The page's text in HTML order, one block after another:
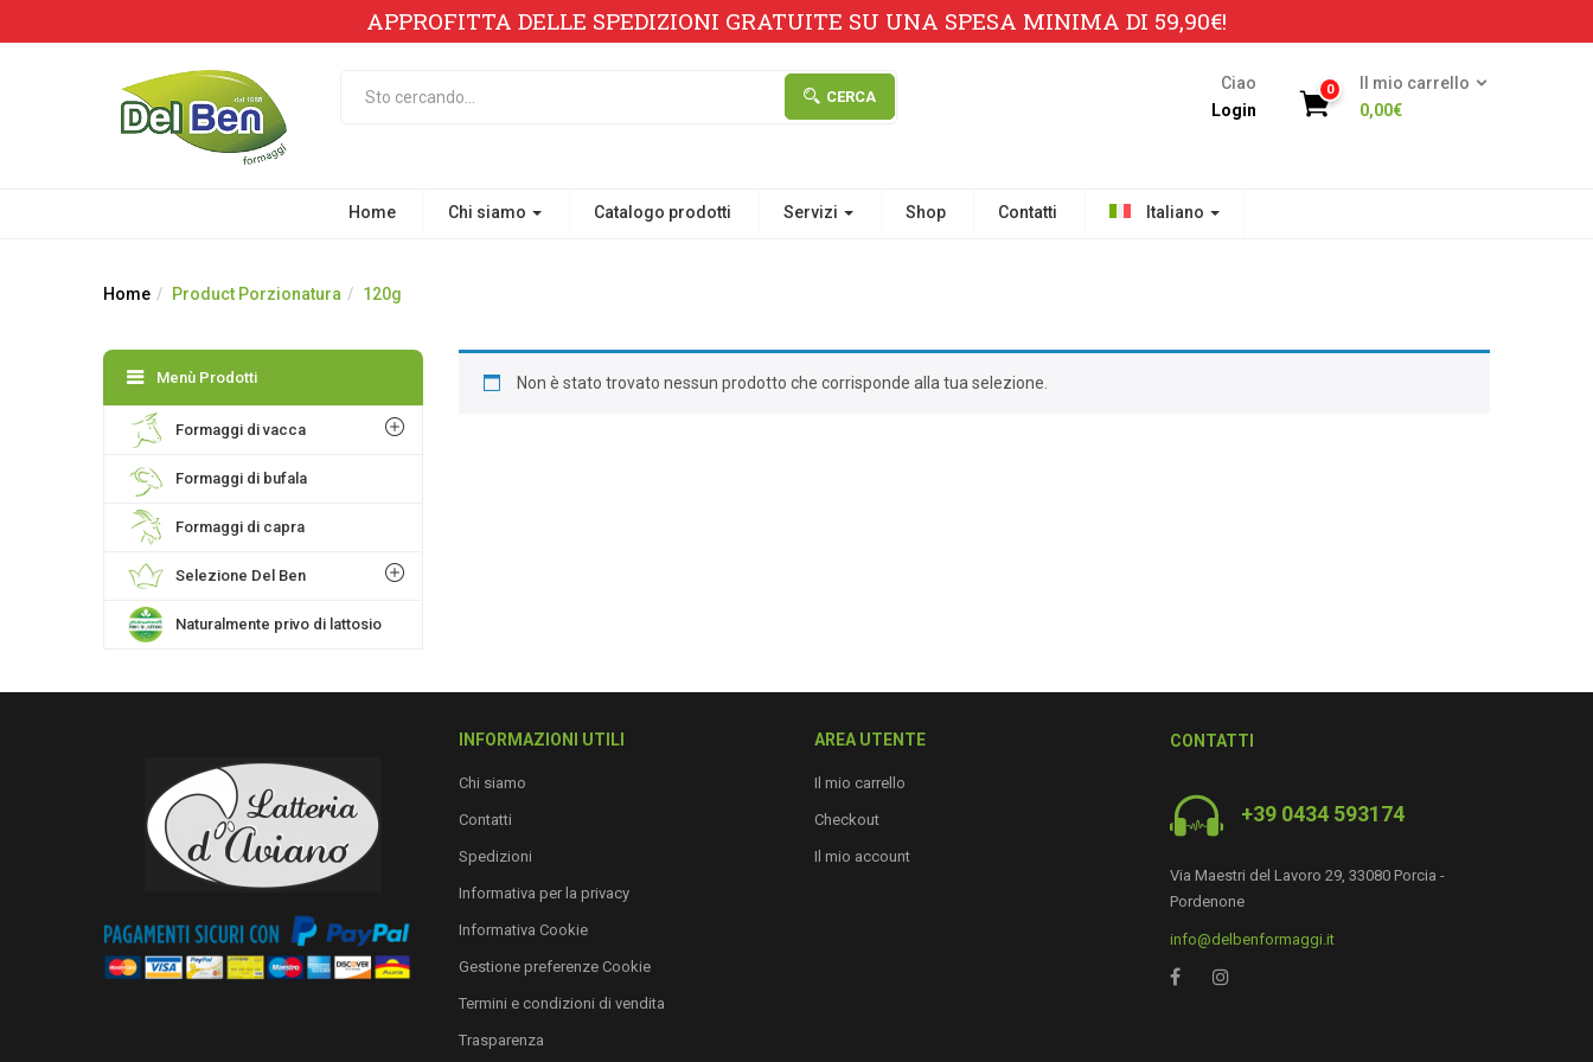
APPROFITTA DELLE SPEDIZIONI GRATUITE SU UNA SPESA MINIMA DI 59,90€!
CERCA
Ciao
Login
0
Il mio carrello
0,00€
Home Chi siamo Catalogo prodotti Servizi Shop Contatti Italiano
Home Product Porzionatura 120g
Non è stato trovato nessun prodotto che corrisponde alla tua selezione.
Menù Prodotti
Formaggi di vacca
Formaggi di bufala
Formaggi di capra
Selezione Del Ben
Naturalmente privo di lattosio
INFORMAZIONI UTILI
Chi siamo
Contatti
Spedizioni
Informativa per la privacy
Informativa Cookie
Gestione preferenze Cookie
Termini e condizioni di vendita
Trasparenza
AREA UTENTE
Il mio carrello
Checkout
Il mio account
CONTATTI
+39 0434 593174
Via Maestri del Lavoro 29, 33080 Porcia -
Pordenone
info@delbenformaggi.it